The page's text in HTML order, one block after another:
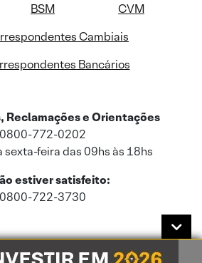
BSM
CVM
Cambiais
Bancários
Reclamações e Orientações
0800-772-0202
sexta-feira das 09hs às 18hs
estiver satisfeito:
0800-722-3730
pessoais de acordo com a nossaPolítica de